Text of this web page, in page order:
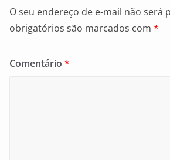
O seu endereço de e-mail não será
obrigatórios são marcados com *
Comentário *